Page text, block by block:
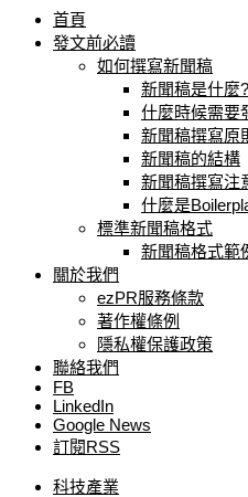
首頁
發文前必讀
如何撰寫新聞稿
新聞稿是什麼
什麼時候需要
新聞稿撰寫原
新聞稿的結構
新聞稿撰寫注
什麼是
標準新聞稿格式
新聞稿格式範
關於我們
ezPR服務條款
著作權條例
隱私權保護政策
聯絡我們
FB
LinkedIn
Google News
訂閱RSS
科技產業